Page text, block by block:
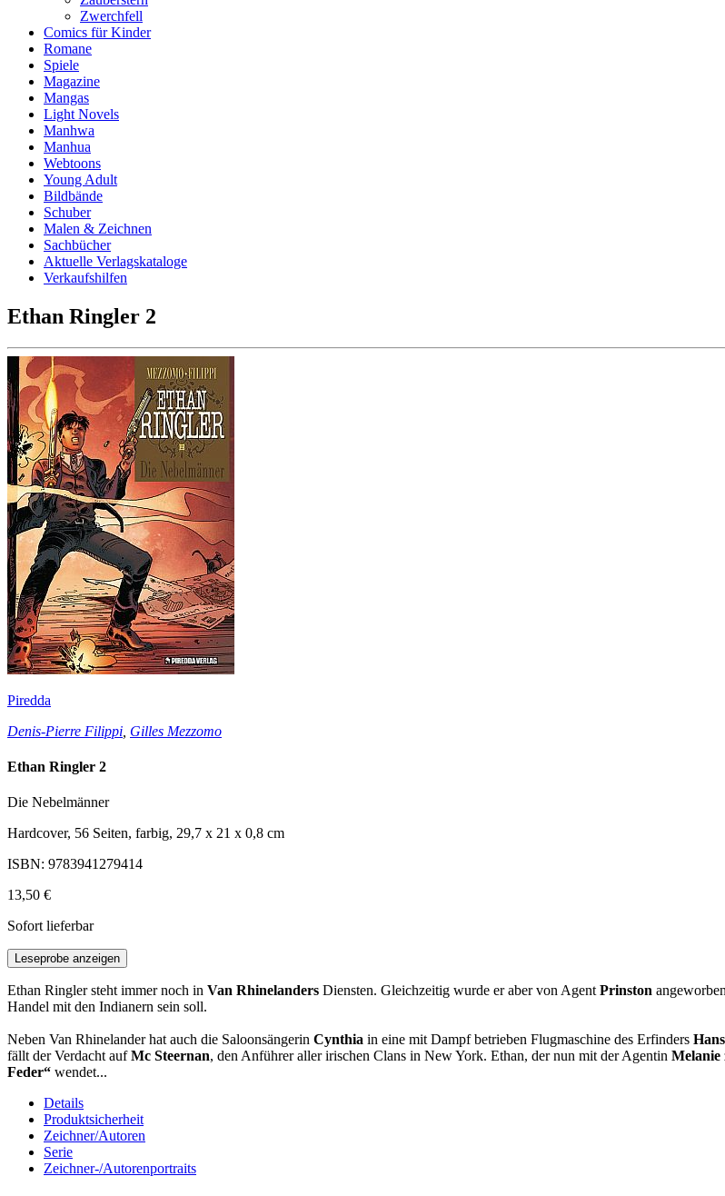
Zwerchfell
Comics für Kinder
Romane
Spiele
Magazine
Mangas
Light Novels
Manhwa
Manhua
Webtoons
Young Adult
Bildbände
Schuber
Malen & Zeichnen
Sachbücher
Aktuelle Verlagskataloge
Verkaufshilfen
Ethan Ringler 2
Piredda
Denis-Pierre Filippi Gilles Mezzomo
Ethan Ringler 2
Die Nebelmänner
Hardcover, 56 Seiten, farbig, 29,7 x 21 x 0,8 cm
ISBN: 9783941279414
13,50 €
Sofort lieferbar
Leseprobe anzeigen
Ethan Ringler steht immer noch in Van Rhinelanders Diensten. Gleichzeitig wurde er aber von Agent Prinston
Handel mit den Indianern sein soll.
Neben Van Rhinelander hat auch die Saloonsängerin Cynthia in eine mit Dampf betrieben Flugmaschine des Erfinders
fällt der Verdacht aufMc Steernan, den Anführer aller irischen Clans in New York. Ethan, der nun mit der Agentin Melanie
Feder“ wendet...
Details
Produktsicherheit
Zeichner/Autoren
Serie
Zeichner-/Autorenportraits